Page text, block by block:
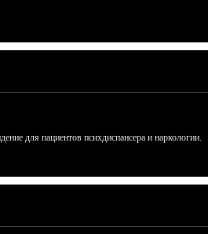
для пациентов психдиспансера и наркологии.